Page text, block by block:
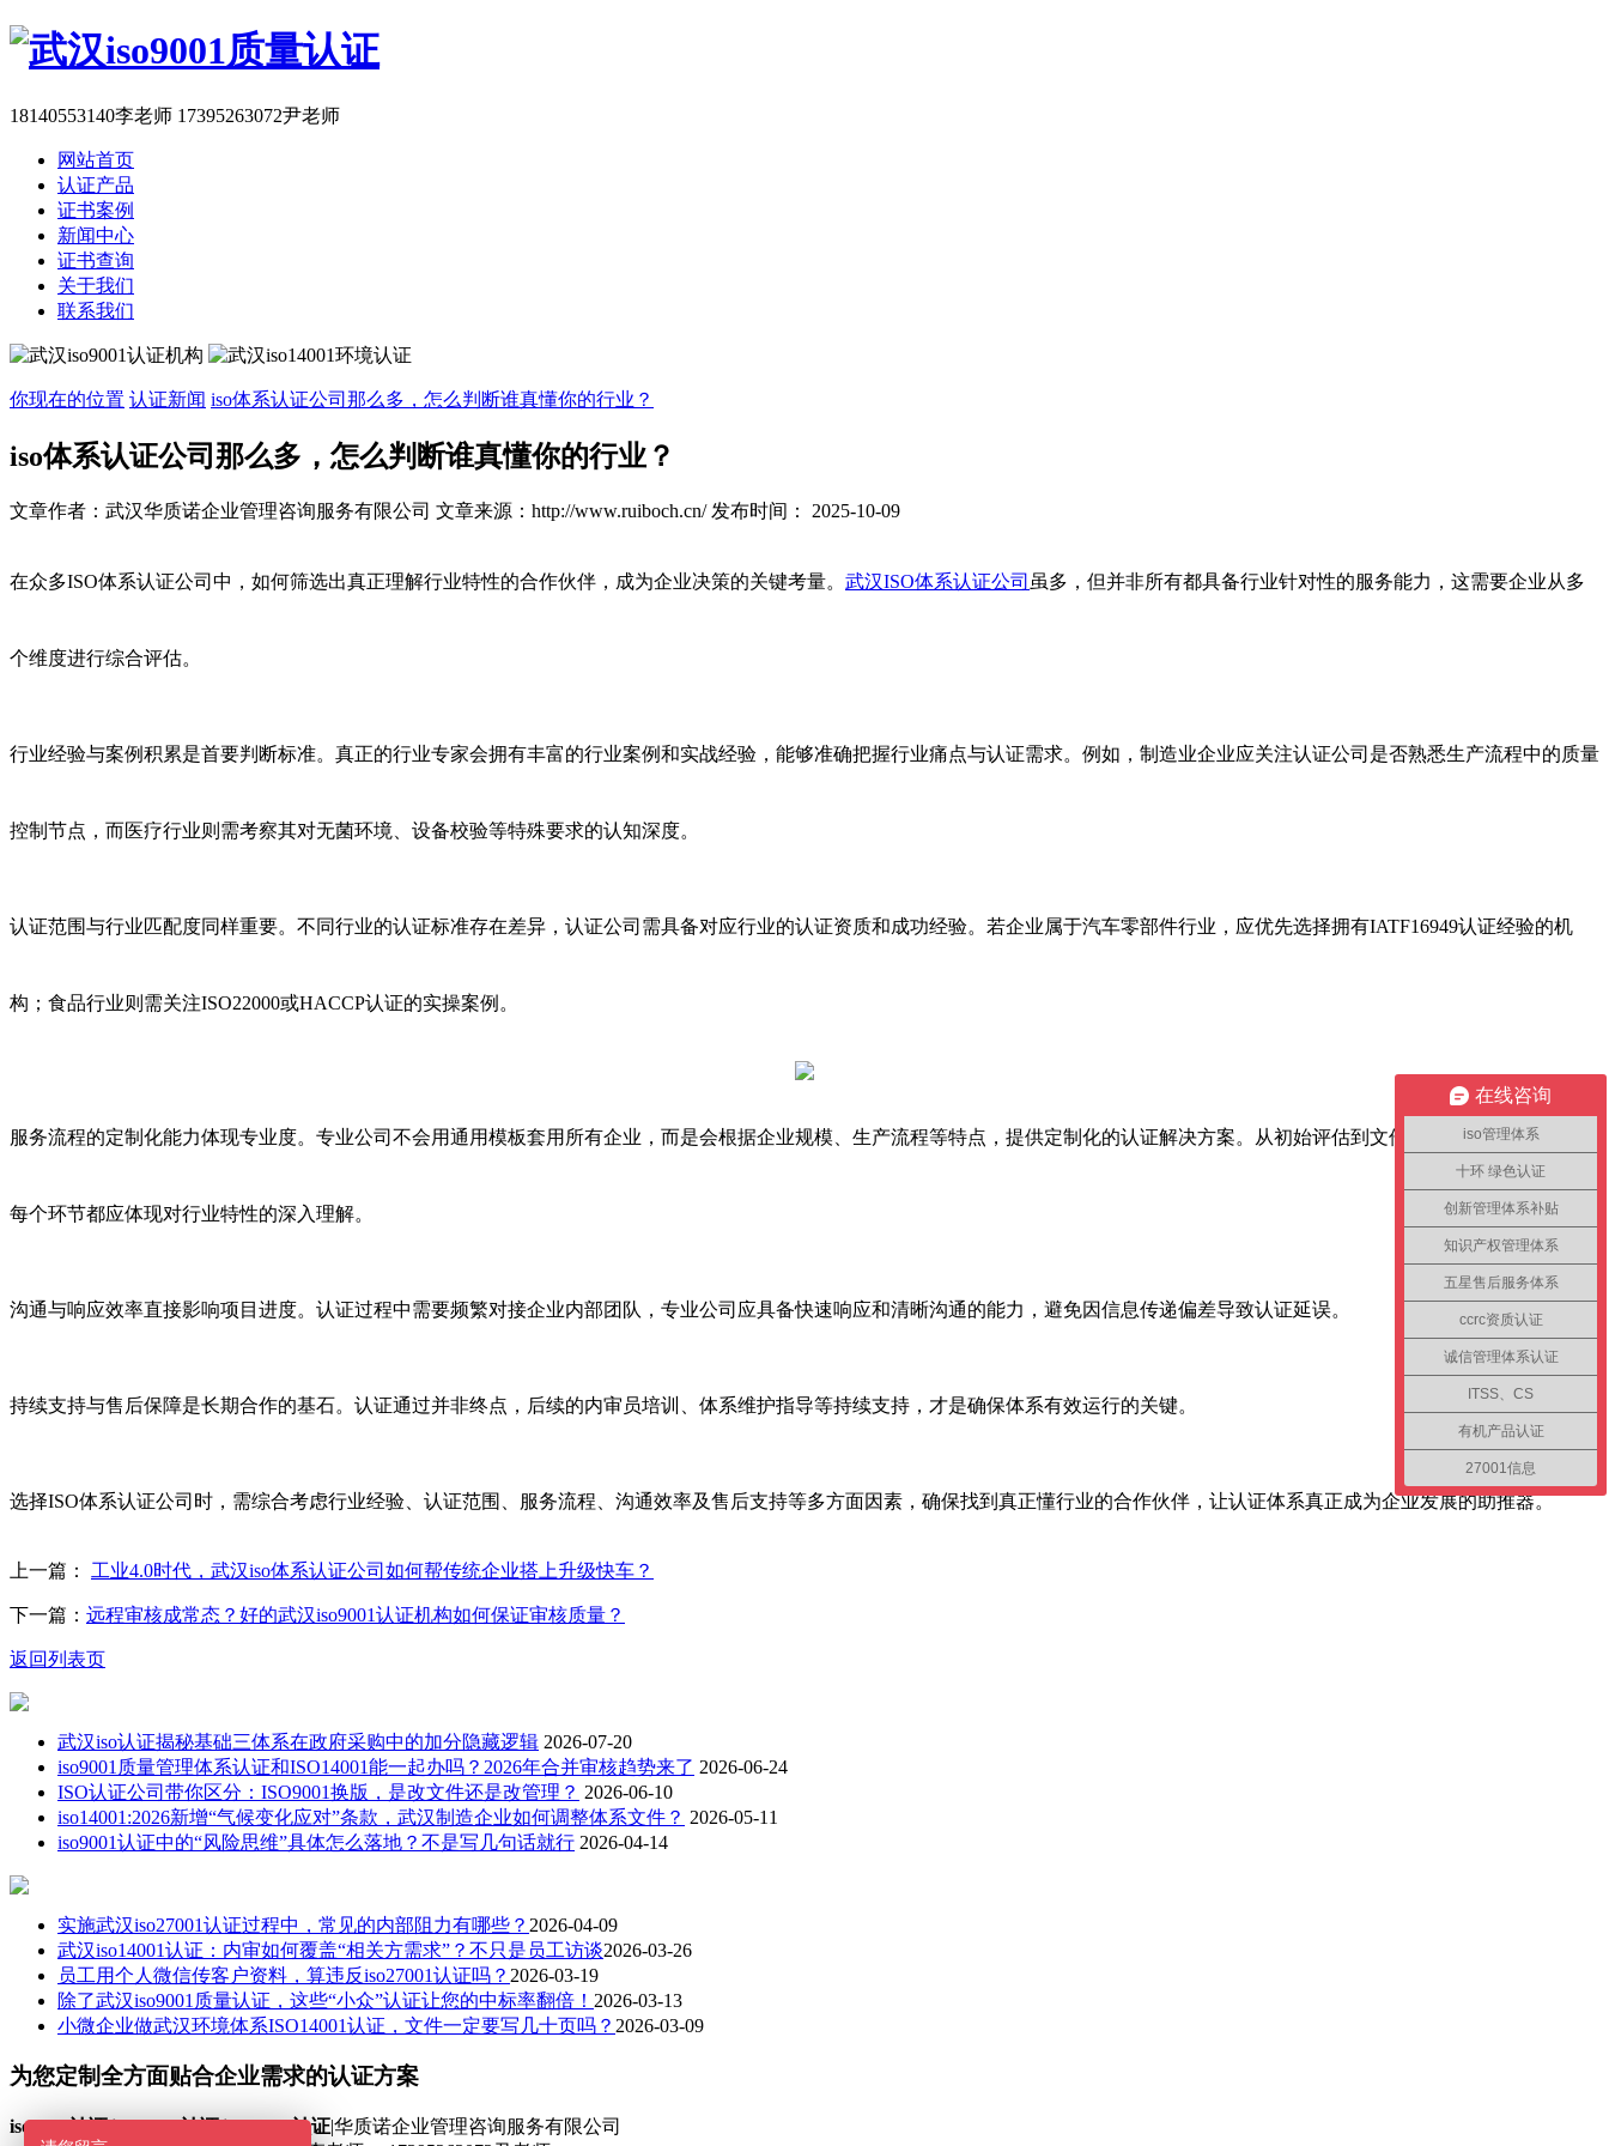
18140553140李老师 17395263072尹老师
网站首页
认证产品
证书案例
新闻中心
证书查询
关于我们
联系我们
你现在的位置 认证新闻 iso体系认证公司那么多，怎么判断谁真懂你的行业？
iso体系认证公司那么多，怎么判断谁真懂你的行业？
文章作者：武汉华质诺企业管理咨询服务有限公司 文章来源：http://www.ruiboch.cn/ 发布时间： 2025-10-09
在众多ISO体系认证公司中，如何筛选出真正理解行业特性的合作伙伴，成为企业决策的关键考量。 武汉ISO体系认证公司 虽多，但并非所有都具备行业针对性的服务能力，这需要企业从多
个维度进行综合评估。
行业经验与案例积累是首要判断标准。真正的行业专家会拥有丰富的行业案例和实战经验，能够准确把握行业痛点与认证需求。例如，制造业企业应关注认证公司是否熟悉生产流程中的质量
控制节点，而医疗行业则需考察其对无菌环境、设备校验等特殊要求的认知深度。
认证范围与行业匹配度同样重要。不同行业的认证标准存在差异，认证公司需具备对应行业的认证资质和成功经验。若企业属于汽车零部件行业，应优先选择拥有IATF16949认证经验的机
构；食品行业则需关注ISO22000或HACCP认证的实操案例。
服务流程的定制化能力体现专业度。专业公司不会用通用模板套用所有企业，而是会根据企业规模、生产流程等特点，提供定制化的认证解决方案。从初始评估到文件编写，再到现场审核，
每个环节都应体现对行业特性的深入理解。
沟通与响应效率直接影响项目进度。认证过程中需要频繁对接企业内部团队，专业公司应具备快速响应和清晰沟通的能力，避免因信息传递偏差导致认证延误。
持续支持与售后保障是长期合作的基石。认证通过并非终点，后续的内审员培训、体系维护指导等持续支持，才是确保体系有效运行的关键。
选择ISO体系认证公司时，需综合考虑行业经验、认证范围、服务流程、沟通效率及售后支持等多方面因素，确保找到真正懂行业的合作伙伴，让认证体系真正成为企业发展的助推器。
上一篇： 工业4.0时代，武汉iso体系认证公司如何帮传统企业搭上升级快车？
下一篇： 远程审核成常态？好的武汉iso9001认证机构如何保证审核质量？
返回列表页
武汉iso认证揭秘基础三体系在政府采购中的加分隐藏逻辑 2026-07-20
iso9001质量管理体系认证和ISO14001能一起办吗？2026年合并审核趋势来了 2026-06-24
ISO认证公司带你区分：ISO9001换版，是改文件还是改管理？ 2026-06-10
iso14001:2026新增“气候变化应对”条款，武汉制造企业如何调整体系文件？ 2026-05-11
iso9001认证中的“风险思维”具体怎么落地？不是写几句话就行 2026-04-14
实施武汉iso27001认证过程中，常见的内部阻力有哪些？ 2026-04-09
武汉iso14001认证：内审如何覆盖“相关方需求”？不只是员工访谈2026-03-26
员工用个人微信传客户资料，算违反iso27001认证吗？ 2026-03-19
除了武汉iso9001质量认证，这些“小众”认证让您的中标率翻倍！ 2026-03-13
小微企业做武汉环境体系ISO14001认证，文件一定要写几十页吗？ 2026-03-09
为您定制全方面贴合企业需求的认证方案
iso9001认证|iso14001认证|iso27001认证|华质诺企业管理咨询服务有限公司
在线咨询
iso管理体系
十环 绿色认证
创新管理体系补贴
知识产权管理体系
五星售后服务体系
ccrc资质认证
诚信管理体系认证
ITSS、CS
有机产品认证
27001信息